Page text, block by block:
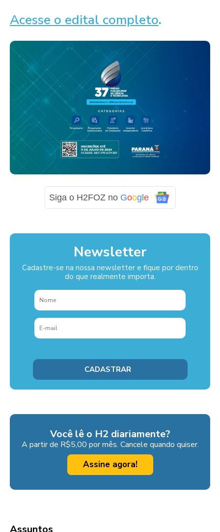
Acesse o edital completo.
Siga o H2FOZ no Google
Newsletter
Cadastre-se na nossa newsletter e fique por dentro
do que realmente importa.
Você lê o H2 diariamente?
A partir de R$5,00 por mês. Cancele quando quiser.
Assine agora!